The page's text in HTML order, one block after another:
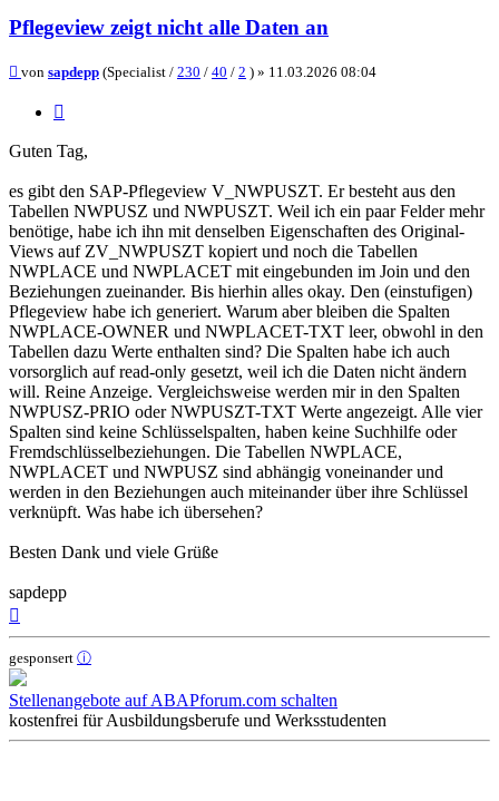
Pflegeview zeigt nicht alle Daten an
Beitrag
von sapdepp (Specialist / 230 / 40 / 2 ) » 11.03.2026 08:04
Guten Tag,
es gibt den SAP-Pflegeview V_NWPUSZT. Er besteht aus den
Tabellen NWPUSZ und NWPUSZT. Weil ich ein paar Felder mehr
benötige, habe ich ihn mit denselben Eigenschaften des Original-
Views auf ZV_NWPUSZT kopiert und noch die Tabellen
NWPLACE und NWPLACET mit eingebunden im Join und den
Beziehungen zueinander. Bis hierhin alles okay. Den (einstufigen)
Pflegeview habe ich generiert. Warum aber bleiben die Spalten
NWPLACE-OWNER und NWPLACET-TXT leer, obwohl in den
Tabellen dazu Werte enthalten sind? Die Spalten habe ich auch
vorsorglich auf read-only gesetzt, weil ich die Daten nicht ändern
will. Reine Anzeige. Vergleichsweise werden mir in den Spalten
NWPUSZ-PRIO oder NWPUSZT-TXT Werte angezeigt. Alle vier
Spalten sind keine Schlüsselspalten, haben keine Suchhilfe oder
Fremdschlüsselbeziehungen. Die Tabellen NWPLACE,
NWPLACET und NWPUSZ sind abhängig voneinander und
werden in den Beziehungen auch miteinander über ihre Schlüssel
verknüpft. Was habe ich übersehen?
Besten Dank und viele Grüße
sapdepp
gesponsert ⓘ
Stellenangebote auf ABAPforum.com schalten
kostenfrei für Ausbildungsberufe und Werksstudenten